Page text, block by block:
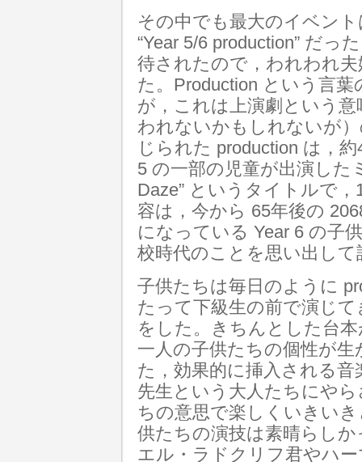
その中でも最大のイベン
“Year 5/6 production” だっ
待されたので，われわれ
た。Production という言
が，これは上演劇という
われないかもしれないが
じられた production は，
5 の一部の児童が出演した
Daze” というタイトルで
容は，今から 65年後の
になっている Year 6 の子
校時代のことを思い出し
子供たちは毎日のように
たって下級生の前で演じ
をした。きちんとした台
一人の子供たちの個性が
た，効果的に挿入される
先生という大人たちにや
ちの意思で楽しくいきい
供たちの演技は素晴らし
エル・ラドクリフ君やハ